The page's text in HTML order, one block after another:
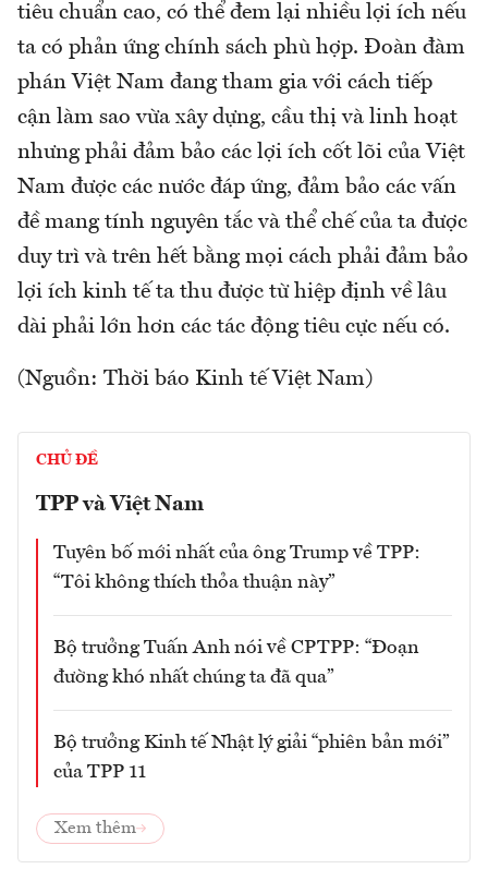
tiêu chuẩn cao, có thể đem lại nhiều lợi ích nếu
ta có phản ứng chính sách phù hợp. Đoàn đàm
phán Việt Nam đang tham gia với cách tiếp
cận làm sao vừa xây dựng, cầu thị và linh hoạt
nhưng phải đảm bảo các lợi ích cốt lõi của Việt
Nam được các nước đáp ứng, đảm bảo các vấn
đề mang tính nguyên tắc và thể chế của ta được
duy trì và trên hết bằng mọi cách phải đảm bảo
lợi ích kinh tế ta thu được từ hiệp định về lâu
dài phải lớn hơn các tác động tiêu cực nếu có.
(Nguồn: Thời báo Kinh tế Việt Nam)
CHỦ ĐỀ
TPP và Việt Nam
Tuyên bố mới nhất của ông Trump về TPP:
“Tôi không thích thỏa thuận này”
Bộ trưởng Tuấn Anh nói về CPTPP: “Đoạn
đường khó nhất chúng ta đã qua”
Bộ trưởng Kinh tế Nhật lý giải “phiên bản mới”
của TPP 11
Xem thêm